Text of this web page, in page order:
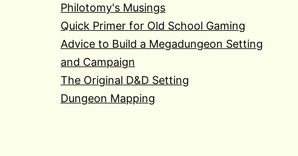
Philotomy's Musings
Quick Primer for Old School Gaming
Advice to Build a Megadungeon Setting
and Campaign
The Original D&D Setting
Dungeon Mapping